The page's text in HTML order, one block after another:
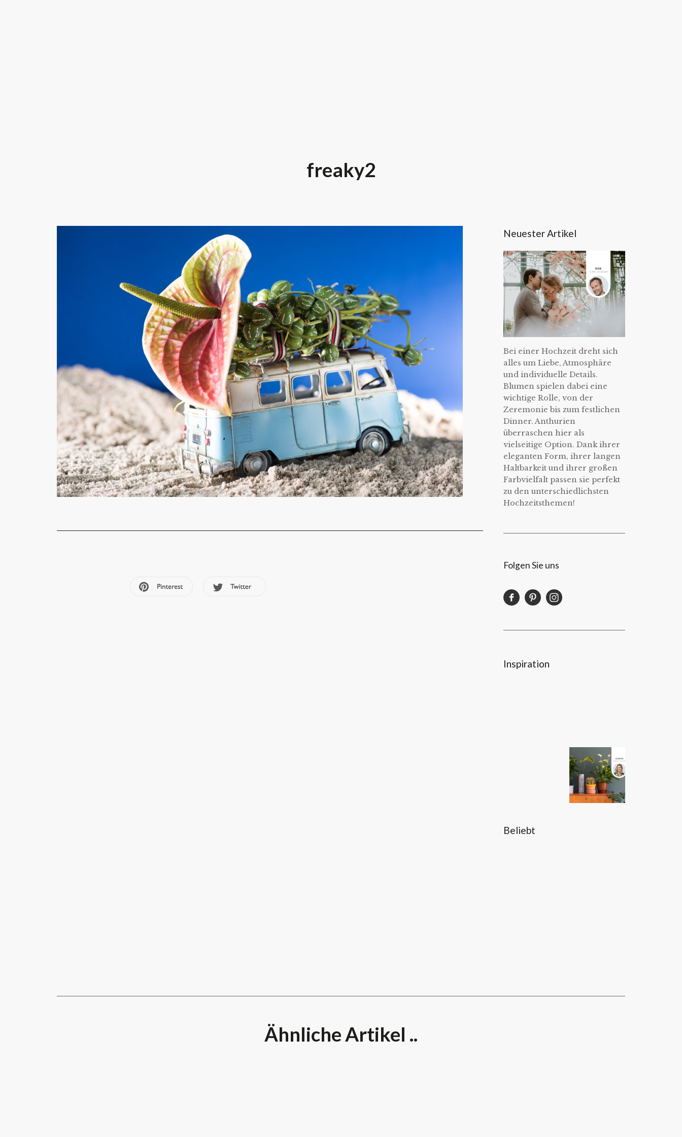
freaky2
Neuester Artikel
Bei einer Hochzeit dreht sich
alles um Liebe, Atmosphäre
und individuelle Details.
Blumen spielen dabei eine
wichtige Rolle, von der
Zeremonie bis zum festlichen
Dinner. Anthurien
überraschen hier als
vielseitige Option. Dank ihrer
eleganten Form, ihrer langen
Haltbarkeit und ihrer großen
Farbvielfalt passen sie perfekt
zu den unterschiedlichsten
Hochzeitsthemen!
Folgen Sie uns
Inspiration
Beliebt
Ähnliche Artikel ..